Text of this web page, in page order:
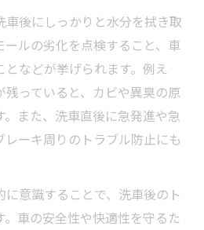
後にしっかりと水分を拭き取
ールの劣化を点検すること、車
などが挙げられます。例え
残っていると、カビや異臭の原
また、洗車直後に急発進や急
ーキ周りのトラブル防止にも
に意識することで、洗車後のト
車の安全性や快適性を守るた